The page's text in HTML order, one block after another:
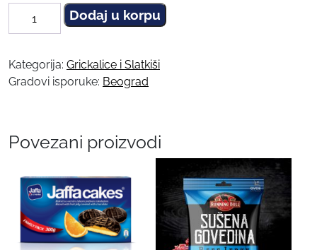
Chipsy
domacinski
feta
Dodaj u korpu
Kategorija: Grickalice i Slatkiši
Gradovi isporuke: Beograd
Povezani proizvodi